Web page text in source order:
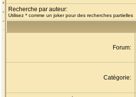
Recherche par auteur:
Utilisez * comme un joker pour des recherches partielles
Forum:
Catégorie: